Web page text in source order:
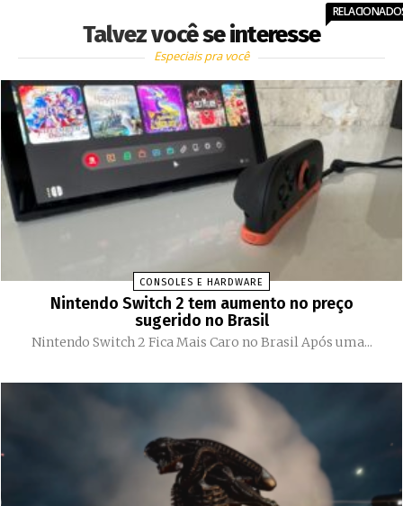
Talvez você se interesse
Especiais pra você
CONSOLES E HARDWARE
Nintendo Switch 2 tem aumento no preço
sugerido no Brasil
Nintendo Switch 2 Fica Mais Caro no Brasil Após uma...